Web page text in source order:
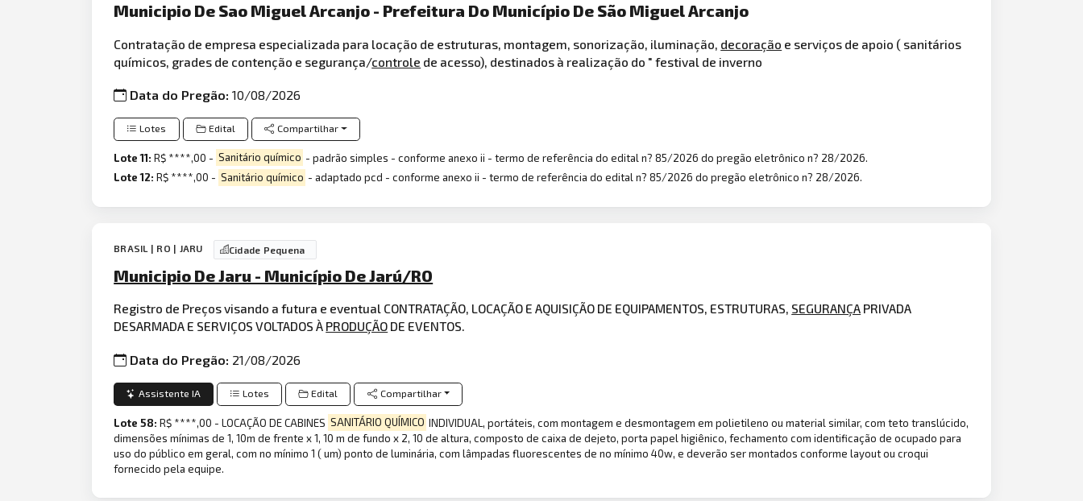
Municipio De Sao Miguel Arcanjo - Prefeitura Do Município De São Miguel Arcanjo
Contratação de empresa especializada para locação de estruturas, montagem, sonorização, iluminação, decoração e serviços de apoio ( sanitários
químicos, grades de contenção e segurança/controle de acesso), destinados à realização do " festival de inverno
Data do Pregão:10/08/2026
Lotes Edital Compartilhar
Lote 11:R$ ****,00 - Sanitário químico - padrão simples - conforme anexo ii - termo de referência do edital n? 85/2026 do pregão eletrônico n? 28/2026.
Lote 12:R$ ****,00 - Sanitário químico - adaptado pcd - conforme anexo ii - termo de referência do edital n? 85/2026 do pregão eletrônico n? 28/2026.
BRASIL | RO | JARU Cidade Pequena
Municipio De Jaru - Município De Jarú/RO
Registro de Preços visando a futura e eventual CONTRATAÇÃO, LOCAÇÃO E AQUISIÇÃO DE EQUIPAMENTOS, ESTRUTURAS, SEGURANÇA PRIVADA
DESARMADA E SERVIÇOS VOLTADOS À PRODUÇÃO DE EVENTOS.
Data do Pregão: 21/08/2026
Assistente IA Lotes Edital Compartilhar
Lote 58:R$ ****,00 - LOCAÇÃO DE CABINES SANITÁRIO QUÍMICO INDIVIDUAL, portáteis, com montagem e desmontagem em polietileno ou material similar, com teto translúcido,
dimensões mínimas de 1, 10m de frente x 1, 10 m de fundo x 2, 10 de altura, composto de caixa de dejeto, porta papel higiênico, fechamento com identificação de ocupado para
uso do público em geral, com no mínimo 1 ( um) ponto de luminária, com lâmpadas fluorescentes de no mínimo 40w, e deverão ser montados conforme layout ou croqui
fornecido pela equipe.